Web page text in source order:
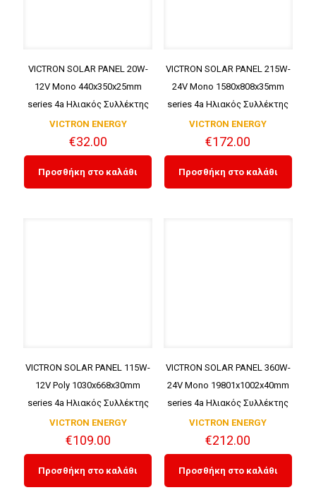
VICTRON SOLAR PANEL 20W-
12V Mono 440x350x25mm
series 4a Ηλιακός Συλλέκτης
VICTRON ENERGY
€32.00
Προσθήκη στο καλάθι
VICTRON SOLAR PANEL 215W-
24V Mono 1580x808x35mm
series 4a Ηλιακός Συλλέκτης
VICTRON ENERGY
€172.00
Προσθήκη στο καλάθι
VICTRON SOLAR PANEL 115W-
12V Poly 1030x668x30mm
series 4a Ηλιακός Συλλέκτης
VICTRON ENERGY
€109.00
Προσθήκη στο καλάθι
VICTRON SOLAR PANEL 360W-
24V Mono 19801x1002x40mm
series 4a Ηλιακός Συλλέκτης
VICTRON ENERGY
€212.00
Προσθήκη στο καλάθι